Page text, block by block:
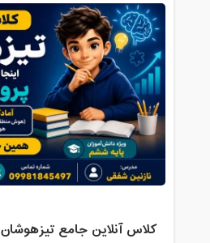
کلاس آنلاین جامع تیزهوشان